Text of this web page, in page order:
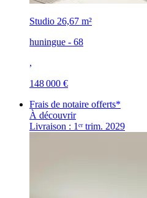
Studio 26,67 m²
huningue - 68
,
148 000 €
Frais de notaire offerts*
À découvrir
Livraison : 1ᵉʳ trim. 2029